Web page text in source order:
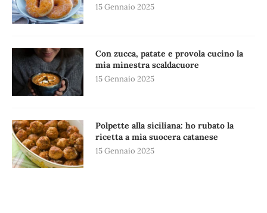
15 Gennaio 2025
Con zucca, patate e provola cucino la
mia minestra scaldacuore
15 Gennaio 2025
Polpette alla siciliana: ho rubato la
ricetta a mia suocera catanese
15 Gennaio 2025